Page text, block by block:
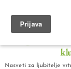
Nasveti za ljubitelje